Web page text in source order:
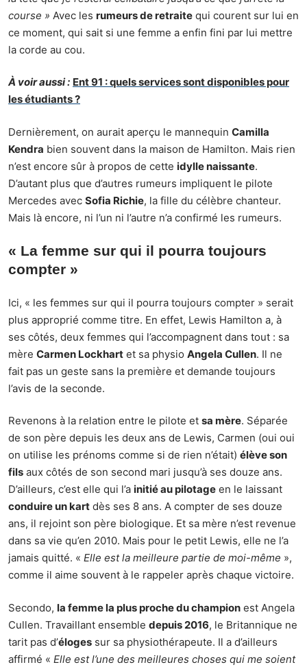
course » Avec les rumeurs de retraite qui courent sur lui en
ce moment, qui sait si une femme a enfin fini par lui mettre
la corde au cou.
À voir aussi : Ent 91 : quels services sont disponibles pour
les étudiants ?
Dernièrement, on aurait aperçu le mannequin Camilla
Kendra bien souvent dans la maison de Hamilton. Mais rien
n’est encore sûr à propos de cette idylle naissante.
D’autant plus que d’autres rumeurs impliquent le pilote
Mercedes avec Sofia Richie, la fille du célèbre chanteur.
Mais là encore, ni l’un ni l’autre n’a confirmé les rumeurs.
« La femme sur qui il pourra toujours
compter »
Ici, « les femmes sur qui il pourra toujours compter » serait
plus approprié comme titre. En effet, Lewis Hamilton a, à
ses côtés, deux femmes qui l’accompagnent dans tout : sa
mère Carmen Lockhart et sa physio Angela Cullen. Il ne
fait pas un geste sans la première et demande toujours
l’avis de la seconde.
Revenons à la relation entre le pilote et sa mère. Séparée
de son père depuis les deux ans de Lewis, Carmen (oui oui
on utilise les prénoms comme si de rien n’était) élève son
fils aux côtés de son second mari jusqu’à ses douze ans.
D’ailleurs, c’est elle qui l’a initié au pilotage en le laissant
conduire un kart dès ses 8 ans. A compter de ses douze
ans, il rejoint son père biologique. Et sa mère n’est revenue
dans sa vie qu’en 2010. Mais pour le petit Lewis, elle ne l’a
jamais quitté. « Elle est la meilleure partie de moi-même »,
comme il aime souvent à le rappeler après chaque victoire.
Secondo, la femme la plus proche du champion est Angela
Cullen. Travaillant ensemble depuis 2016, le Britannique ne
tarit pas d’éloges sur sa physiothérapeute. Il a d’ailleurs
affirmé « Elle est l’une des meilleures choses qui me soient